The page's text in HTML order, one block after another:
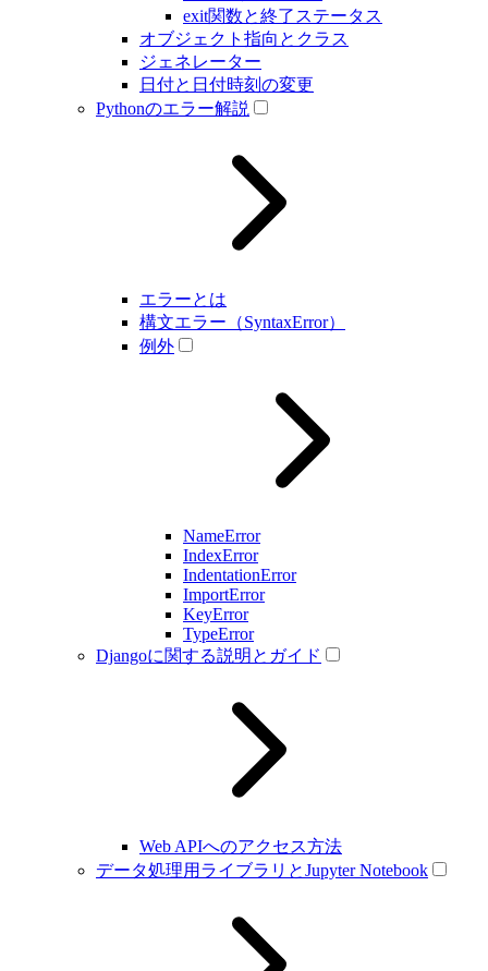
exit関数と終了ステータス
オブジェクト指向とクラス
ジェネレーター
日付と日付時刻の変更
Pythonのエラー解説
エラーとは
構文エラー（SyntaxError）
例外
NameError
IndexError
IndentationError
ImportError
KeyError
TypeError
Djangoに関する説明とガイド
Web APIへのアクセス方法
データ処理用ライブラリとJupyter Notebook